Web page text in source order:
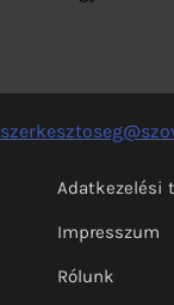
Adatkezelési
Impresszum
Rólunk